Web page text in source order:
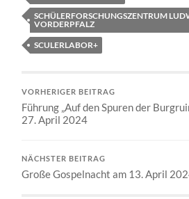
SCHÜLERFORSCHUNGSZENTRUM
VORDERPFALZ
SCULERLABOR+
VORHERIGER BEITRAG
Führung „Auf den Spuren der
27. April 2024
NÄCHSTER BEITRAG
Große Gospelnacht am 13. April